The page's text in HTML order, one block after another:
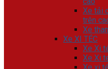
Xe tải
trên
Xe
Xe XI TÉC
Xe Xi
Xe Xi